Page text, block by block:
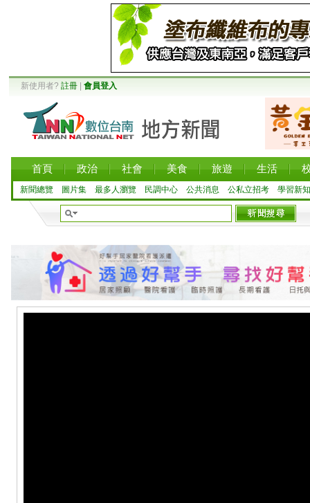
新使用者? 註冊 會員登入
首頁 政治 社會 美食 旅遊 生活
新聞總覽 圖片集 最多人瀏覽 民調中心 公共消息 公私立招考 學習新知